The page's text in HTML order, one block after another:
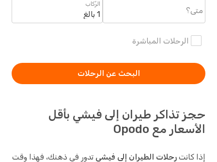
متى؟
الرُكاب
1 بالغ
الرحلات المباشرة
البحث عن الرحلات
حجز تذاكر طيران إلى فيشي بأقل
الأسعار مع Opodo
إذا كانت رحلات الطيران إلى فيشي تدور في ذهنك، فهذا وقت